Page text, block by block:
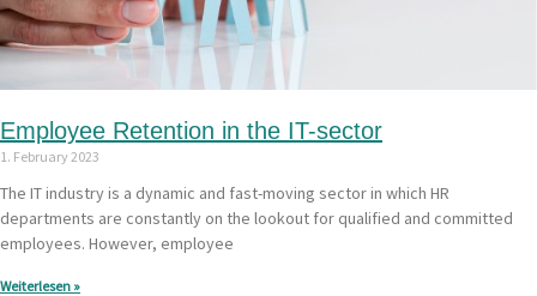
Employee Retention in the IT-sector
1. February 2023
The IT industry is a dynamic and fast-moving sector in which HR
departments are constantly on the lookout for qualified and committed
employees. However, employee
Weiterlesen »